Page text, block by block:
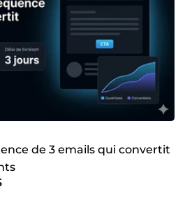
de 3 emails qui convertit